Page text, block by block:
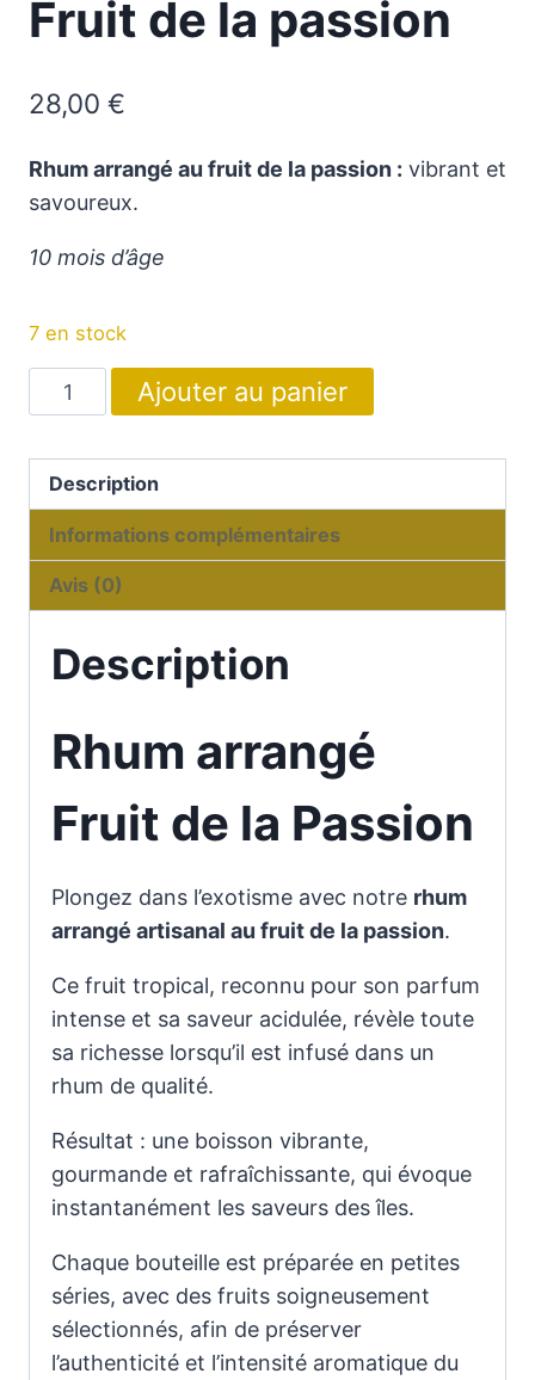
Fruit de la passion
28,00 €
Rhum arrangé au fruit de la passion : vibrant et
savoureux.
10 mois d’âge
7 en stock
quantité
de
arrangé
au
Fruit
de
la
passion
Ajouter au panier
Description
Informations complémentaires
Avis (0)
Description
Rhum arrangé
Fruit de la Passion
Plongez dans l’exotisme avec notre rhum
arrangé artisanal au fruit de la passion.
Ce fruit tropical, reconnu pour son parfum
intense et sa saveur acidulée, révèle toute
sa richesse lorsqu’il est infusé dans un
rhum de qualité.
Résultat : une boisson vibrante,
gourmande et rafraîchissante, qui évoque
instantanément les saveurs des îles.
Chaque bouteille est préparée en petites
séries, avec des fruits soigneusement
sélectionnés, afin de préserver
l’authenticité et l’intensité aromatique du